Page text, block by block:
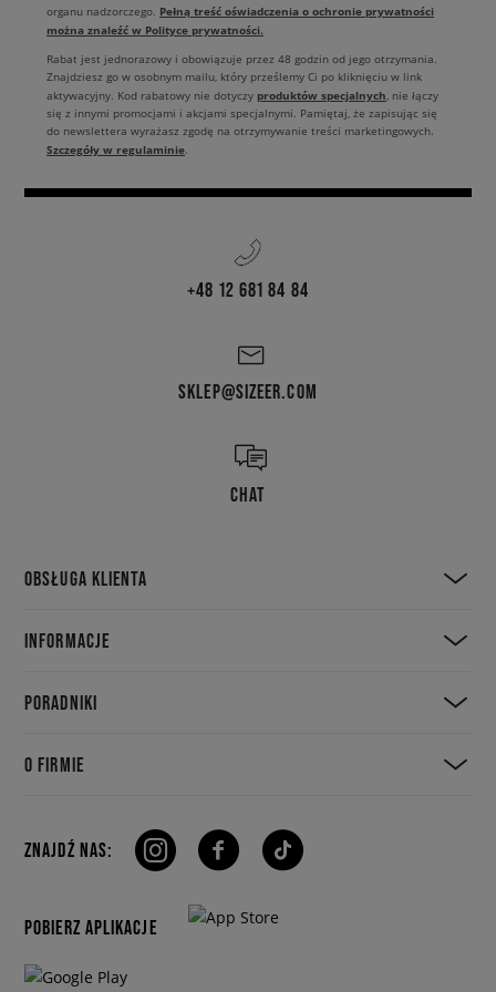
organu nadzorczego. Pełną treść oświadczenia o ochronie prywatności
można znaleźć w Polityce prywatności.
Rabat jest jednorazowy i obowiązuje przez 48 godzin od jego otrzymania.
Znajdziesz go w osobnym mailu, który prześlemy Ci po kliknięciu w link
aktywacyjny. Kod rabatowy nie dotyczy produktów specjalnych , nie łączy
się z innymi promocjami i akcjami specjalnymi. Pamiętaj, że zapisując się
do newslettera wyrażasz zgodę na otrzymywanie treści marketingowych.
Szczegóły w regulaminie
+48 12 681 84 84
SKLEP@SIZEER.COM
CHAT
OBSŁUGA KLIENTA
INFORMACJE
PORADNIKI
O FIRMIE
ZNAJDŹ NAS:
POBIERZ APLIKACJE